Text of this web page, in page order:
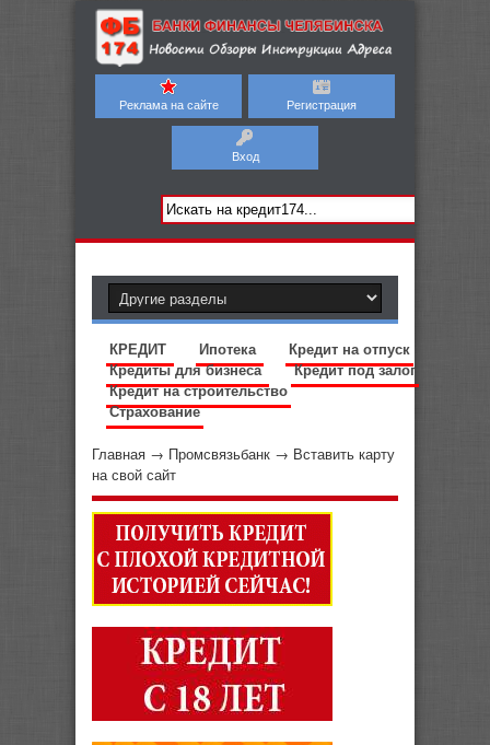
Реклама на сайте Регистрация
Вход
КРЕДИТ Ипотека
Кредит на отпуск
Кредиты для бизнеса
Кредит под залог
Кредит на строительство
Страхование
Главная → Промсвязьбанк → Вставить карту
на свой сайт